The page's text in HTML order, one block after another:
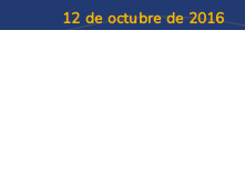
12 de octubre de 2016